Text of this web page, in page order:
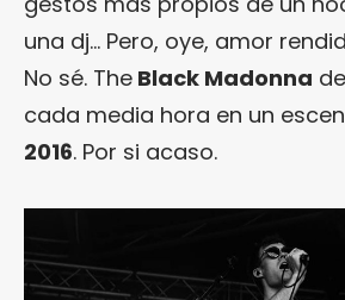
una dj… Pero, oye, amor
No sé. The Black Madonna
cada media hora en un
2016. Por si acaso.